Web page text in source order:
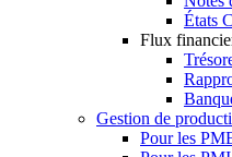
États
Flux
Gestion de
Pour les